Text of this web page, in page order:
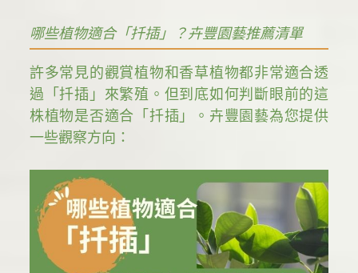
哪些植物適合「扦插」？卉豐園藝推薦清單
許多常見的觀賞植物和香草植物都非常適合透
過「扦插」來繁殖。但到底如何判斷眼前的這
株植物是否適合「扦插」。卉豐園藝為您提供
一些觀察方向：